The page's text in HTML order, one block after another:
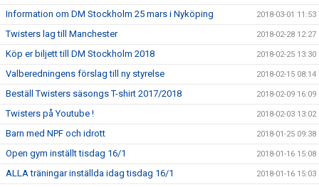
Information om DM Stockholm 25 mars i Nyköping 2018-03-01 11:53
Twisters lag till Manchester 2018-02-28 12:27
Köp er biljett till DM Stockholm 2018 2018-02-25 13:30
Valberedningens förslag till ny styrelse 2018-02-15 08:14
Beställ Twisters säsongs T-shirt 2017/2018 2018-02-09 16:09
Twisters på Youtube ! 2018-02-03 13:02
Barn med NPF och idrott 2018-01-25 09:38
Open gym inställt tisdag 16/1 2018-01-16 15:08
ALLA träningar inställda idag tisdag 16/1 2018-01-16 15:03